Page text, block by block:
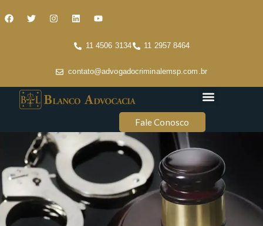
11 4506 3134 11 2957 8464
contato@advogadocriminalemsp.com.br
Fale Conosco